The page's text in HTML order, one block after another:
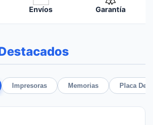
Envíos Garantía
Impresoras Memorias Placa De